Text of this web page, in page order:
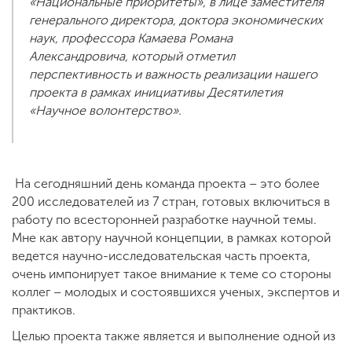
генерального директора, доктора экономических
наук, профессора Камаева Романа
Александровича, который отметил
перспективность и важность реализации нашего
проекта в рамках инициативы Десятилетия
«Научное волонтерство».
На сегодняшний день команда проекта – это более
200 исследователей из 7 стран, готовых включиться в
работу по всесторонней разработке научной темы.
Мне как автору научной концепции, в рамках которой
ведется научно-исследовательская часть проекта,
очень импонирует такое внимание к теме со стороны
коллег – молодых и состоявшихся ученых, экспертов и
практиков.
Целью проекта также является и выполнение одной из